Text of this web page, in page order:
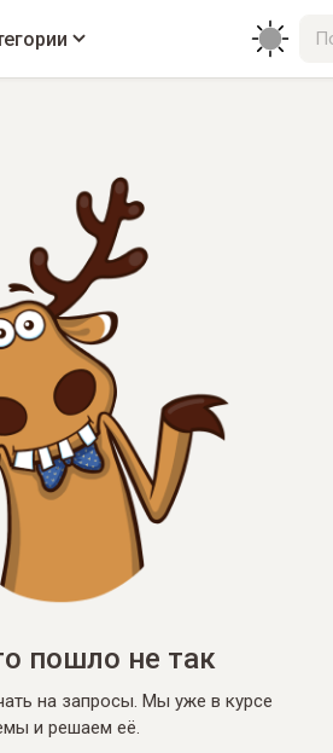
пошло не так
на запросы. Мы уже в курсе
и решаем её.